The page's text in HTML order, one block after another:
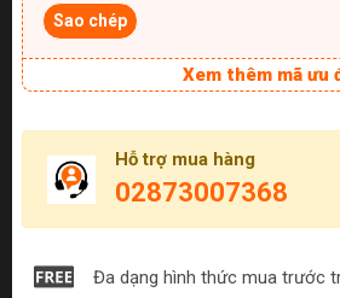
Sao chép
Xem thêm mã ưu
Hỗ trợ mua hàng
02873007368
Đa dạng hình thức mua trước